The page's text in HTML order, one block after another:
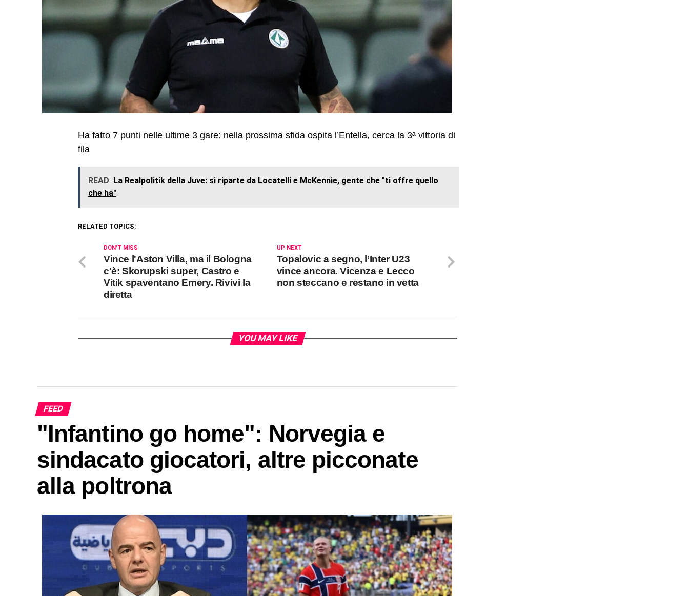
Ha fatto 7 punti nelle ultime 3 gare: nella prossima sfida ospita l’Entella, cerca la 3ª vittoria di
fila
READ La Realpolitik della Juve: si riparte da Locatelli e McKennie, gente che "ti offre quello
che ha"
RELATED TOPICS:
UP NEXT
Topalovic a segno, l’Inter U23
vince ancora. Vicenza e Lecco
non steccano e restano in vetta
DON'T MISS
Vince l'Aston Villa, ma il Bologna
c'è: Skorupski super, Castro e
Vitik spaventano Emery. Rivivi la
diretta
YOU MAY LIKE
FEED
"Infantino go home": Norvegia e
sindacato giocatori, altre picconate
alla poltrona